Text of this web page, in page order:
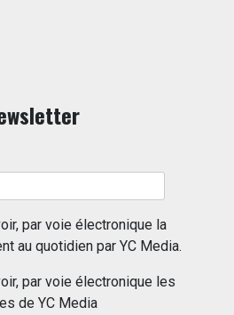
par voie électronique la
au quotidien par YC Media.
par voie électronique les
de YC Media